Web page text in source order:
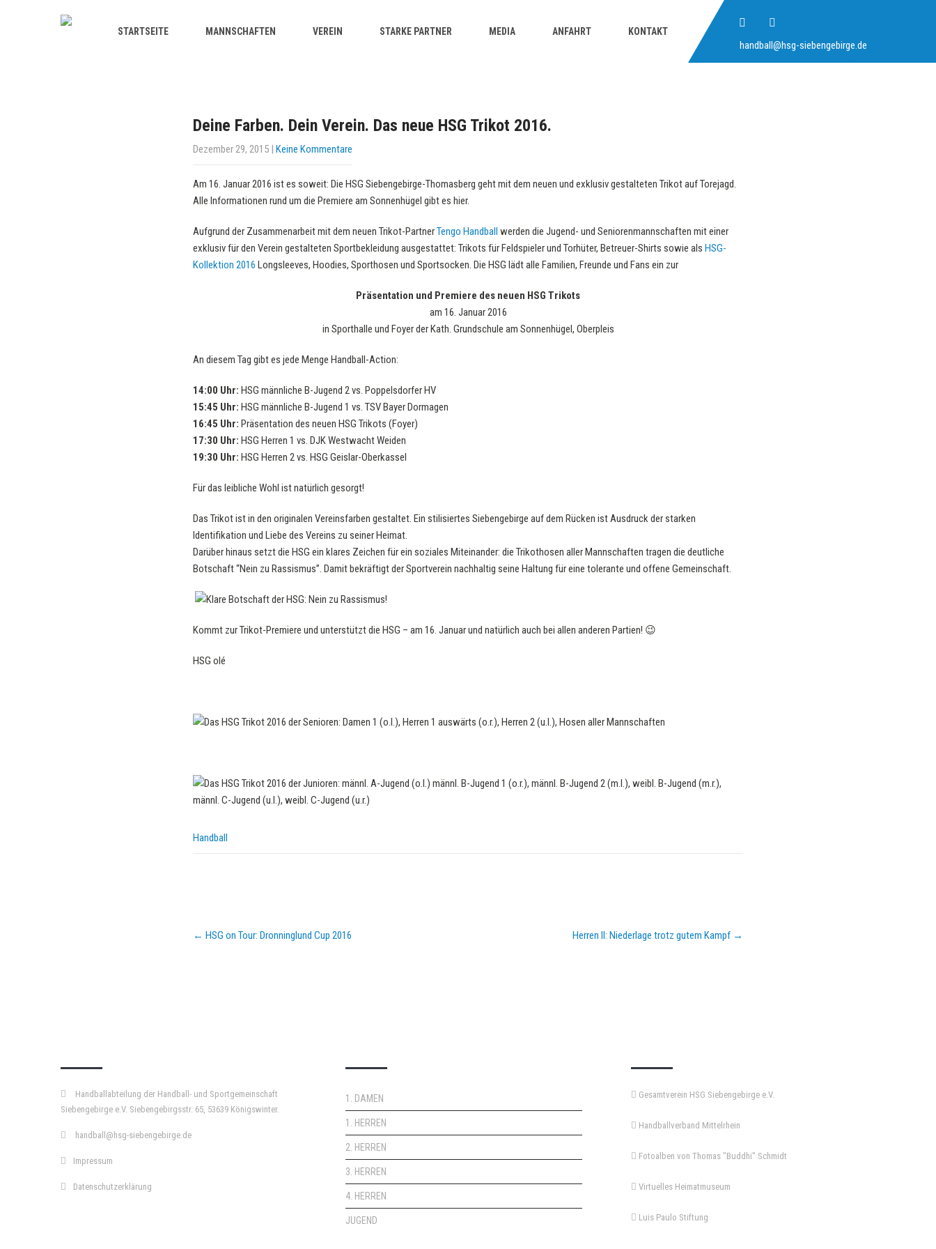
handball@hsg-siebengebirge.de
STARTSEITE MANNSCHAFTEN VEREIN STARKE PARTNER MEDIA ANFAHRT KONTAKT
Deine Farben. Dein Verein. Das neue HSG Trikot 2016.
Dezember 29, 2015 | Keine Kommentare
Am 16. Januar 2016 ist es soweit: Die HSG Siebengebirge-Thomasberg geht mit dem neuen und exklusiv gestalteten Trikot auf Torejagd.
Alle Informationen rund um die Premiere am Sonnenhügel gibt es hier.
Aufgrund der Zusammenarbeit mit dem neuen Trikot-PartnerTengo Handball werden die Jugend- und Seniorenmannschaften mit einer
exklusiv für den Verein gestalteten Sportbekleidung ausgestattet: Trikots für Feldspieler und Torhüter, Betreuer-Shirts sowie als HSG-
Kollektion 2016 Longsleeves, Hoodies, Sporthosen und Sportsocken. Die HSG lädt alle Familien, Freunde und Fans ein zur
Präsentation und Premiere des neuen HSG Trikots
am 16. Januar 2016
in Sporthalle und Foyer der Kath. Grundschule am Sonnenhügel, Oberpleis
An diesem Tag gibt es jede Menge Handball-Action:
14:00 Uhr: HSG männliche B-Jugend 2 vs. Poppelsdorfer HV
15:45 Uhr: HSG männliche B-Jugend 1 vs. TSV Bayer Dormagen
16:45 Uhr: Präsentation des neuen HSG Trikots (Foyer)
17:30 Uhr: HSG Herren 1 vs. DJK Westwacht Weiden
19:30 Uhr: HSG Herren 2 vs. HSG Geislar-Oberkassel
Für das leibliche Wohl ist natürlich gesorgt!
Das Trikot ist in den originalen Vereinsfarben gestaltet. Ein stilisiertes Siebengebirge auf dem Rücken ist Ausdruck der starken
Identifikation und Liebe des Vereins zu seiner Heimat.
Darüber hinaus setzt die HSG ein klares Zeichen für ein soziales Miteinander: die Trikothosen aller Mannschaften tragen die deutliche
Botschaft “Nein zu Rassismus”. Damit bekräftigt der Sportverein nachhaltig seine Haltung für eine tolerante und offene Gemeinschaft.
Kommt zur Trikot-Premiere und unterstützt die HSG – am 16. Januar und natürlich auch bei allen anderen Partien! 😉
HSG olé
Handball
Post
navigation
← HSG on Tour: Dronninglund Cup 2016 Herren II: Niederlage trotz gutem Kampf →
Handballabteilung der Handball- und Sportgemeinschaft
Siebengebirge e.V. Siebengebirgsstr. 65, 53639 Königswinter.
handball@hsg-siebengebirge.de
Impressum
Datenschutzerklärung
1. DAMEN
1. HERREN
2. HERREN
3. HERREN
4. HERREN
JUGEND
Gesamtverein HSG Siebengebirge e.V.
Handballverband Mittelrhein
Fotoalben von Thomas "Buddhi" Schmidt
Virtuelles Heimatmuseum
Luis Paulo Stiftung